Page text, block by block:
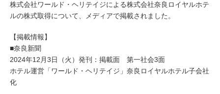
n
株式会社ワールド・ヘリテイジによる株式会社奈良ロイヤルホテ
ルの株式取得について、メディアで掲載されました。
【掲載情報】
■奈良新聞
2024年12月3日（火）発刊：掲載面 第一社会3面
ホテル運営「ワールド・ヘリテイジ」奈良ロイヤルホテル子会社
化